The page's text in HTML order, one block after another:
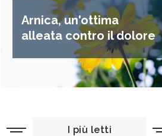
Arnica, un'ottima
alleata contro il dolore
I più letti